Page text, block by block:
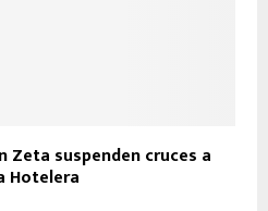
Zeta suspenden cruces a
Hotelera